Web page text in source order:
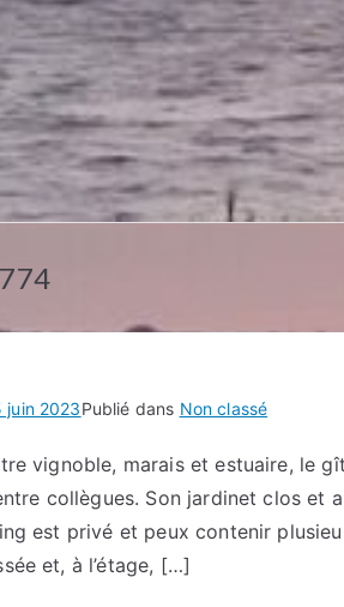
juin 2023Publié dans Non classé
vignoble, marais et estuaire, le
collègues. Son jardinet clos et
est privé et peux contenir
et, à l’étage, […]